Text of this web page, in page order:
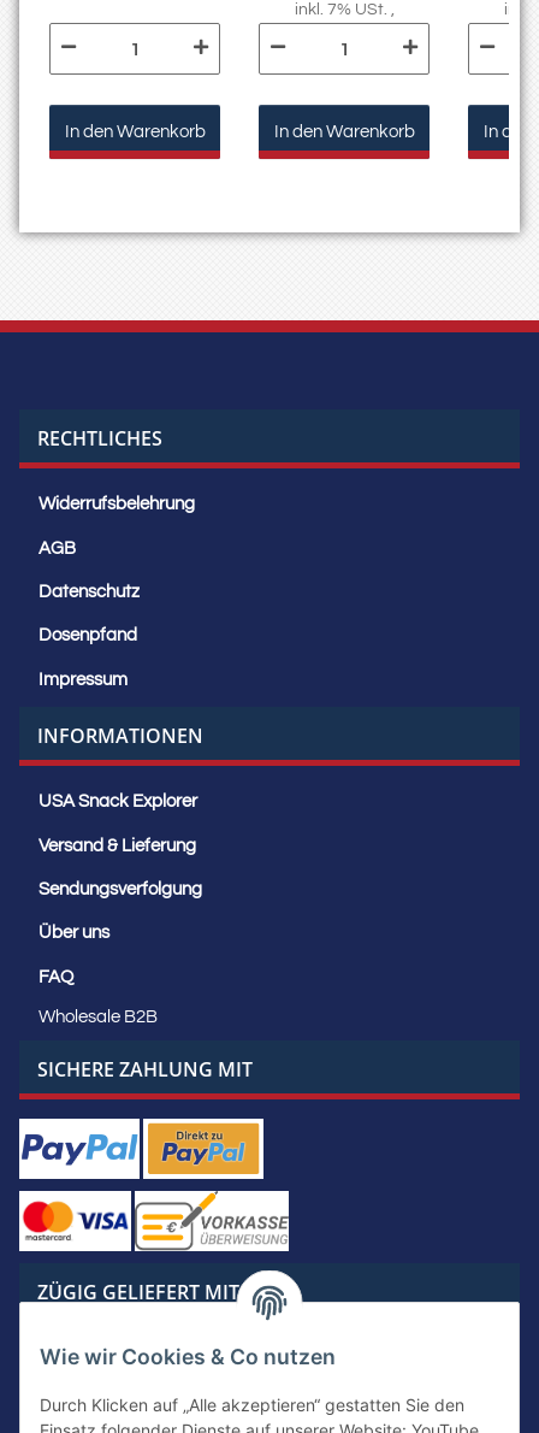
Wie wir Cookies & Co nutzen
Durch Klicken auf „Alle akzeptieren“ gestatten Sie den
In den Warenkorb
inkl. 7% USt. ,
In den Warenkorb
inkl.
In den
RECHTLICHES
Widerrufsbelehrung
AGB
Datenschutz
Dosenpfand
Impressum
INFORMATIONEN
USA Snack Explorer
Versand & Lieferung
Sendungsverfolgung
Über uns
FAQ
Wholesale B2B
SICHERE ZAHLUNG MIT
ZÜGIG GELIEFERT MIT